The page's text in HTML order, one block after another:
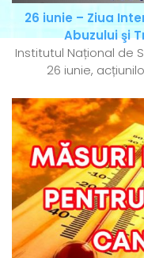
26 iunie – Ziua
Abuzului şi
Institutul Național de
26 iunie,